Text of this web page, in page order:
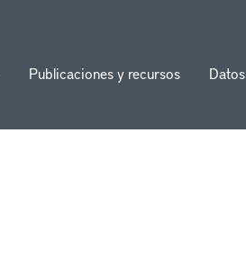
Publicaciones y recursos Datos